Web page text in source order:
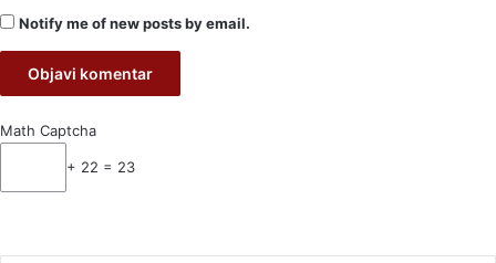
Notify me of new posts by email.
Math Captcha
+ 22 = 23